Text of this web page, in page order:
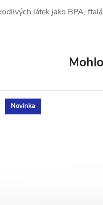
látek jako BPA,
Novinka